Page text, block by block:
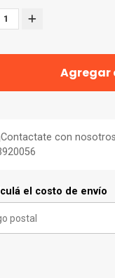
1
Agregar
con
el costo de envío